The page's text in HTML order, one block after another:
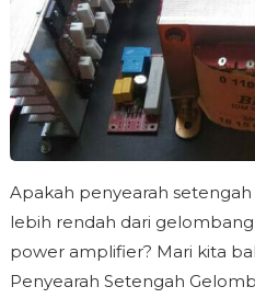
Apakah penyearah
lebih rendah dari
power amplifier? Mari kita
Penyearah Setengah